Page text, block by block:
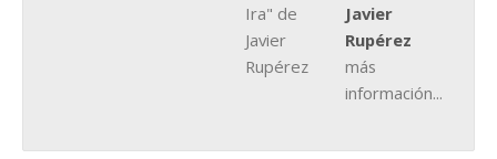
Javier
Rupérez
más
información...